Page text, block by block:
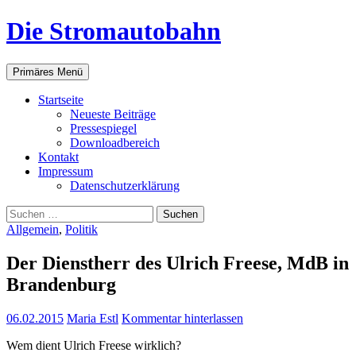
Zum
Inhalt
Die Stromautobahn
Suchen
Primäres Menü
Start­sei­te
Neu­es­te Beiträge
Pres­se­spie­gel
Down­load­be­reich
Kon­takt
Impres­sum
Daten­schutz­er­klä­rung
Suchen
nach:
Allgemein, Politik
Der Dienst­herr des Ulrich Free­se, MdB in
Brandenburg
06.02.2015 Maria Estl Kommentar hinterlassen
Wem dient Ulrich Free­se wirklich?